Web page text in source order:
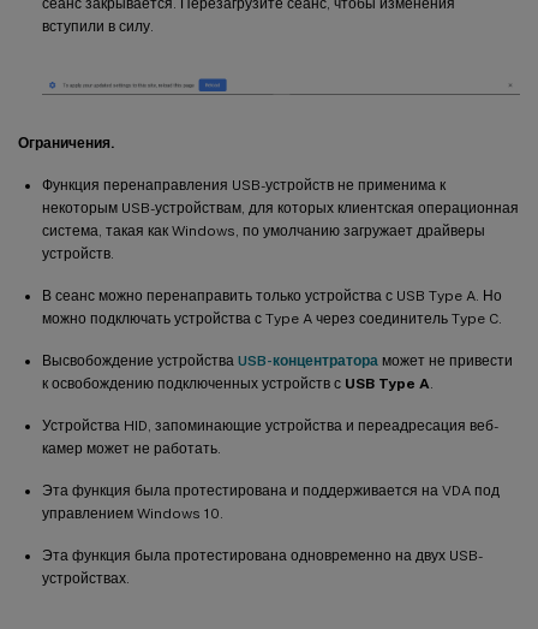
сеанс закрывается. Перезагрузите сеанс, чтобы изменения
вступили в силу.
Ограничения.
Функция перенаправления USB-устройств не применима к
некоторым USB-устройствам, для которых клиентская операционная
система, такая как Windows, по умолчанию загружает драйверы
устройств.
В сеанс можно перенаправить только устройства с USB Type A. Но
можно подключать устройства с Type A через соединитель Type C.
Высвобождение устройства USB-концентратора может не привести
к освобождению подключенных устройств с USB Type A.
Устройства HID, запоминающие устройства и переадресация веб-
камер может не работать.
Эта функция была протестирована и поддерживается на VDA под
управлением Windows 10.
Эта функция была протестирована одновременно на двух USB-
устройствах.